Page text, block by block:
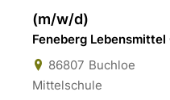
(m/w/d)
Feneberg Lebensmittel
86807 Buchloe
Mittelschule